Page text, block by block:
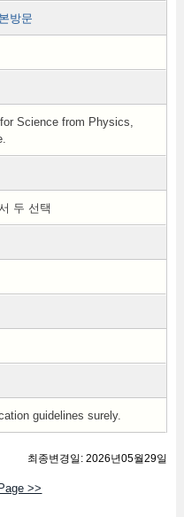
방문
Science from Physics,
두 선택
guidelines surely.
최종변경일: 2026년05월29일
>>